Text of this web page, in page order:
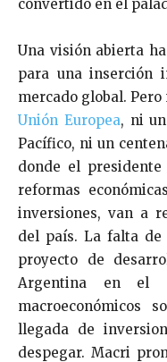
convertido en el
Una visión abierta
para una inserción
mercado global. Pero
Unión Europea, ni
Pacífico, ni un
donde el
reformas
inversiones, van a
del país. La falta de
proyecto de
Argentina en el
macroeconómicos
llegada de
despegar. Macri